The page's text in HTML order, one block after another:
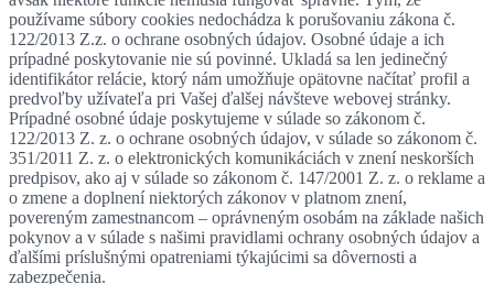
používame súbory cookies nedochádza k porušovaniu zákona č.
122/2013 Z.z. o ochrane osobných údajov. Osobné údaje a ich
prípadné poskytovanie nie sú povinné. Ukladá sa len jedinečný
identifikátor relácie, ktorý nám umožňuje opätovne načítať profil a
predvoľby užívateľa pri Vašej ďalšej návšteve webovej stránky.
Prípadné osobné údaje poskytujeme v súlade so zákonom č.
122/2013 Z. z. o ochrane osobných údajov, v súlade so zákonom č.
351/2011 Z. z. o elektronických komunikáciách v znení neskorších
predpisov, ako aj v súlade so zákonom č. 147/2001 Z. z. o reklame a
o zmene a doplnení niektorých zákonov v platnom znení,
povereným zamestnancom – oprávneným osobám na základe našich
pokynov a v súlade s našimi pravidlami ochrany osobných údajov a
ďalšími príslušnými opatreniami týkajúcimi sa dôvernosti a
zabezpečenia.